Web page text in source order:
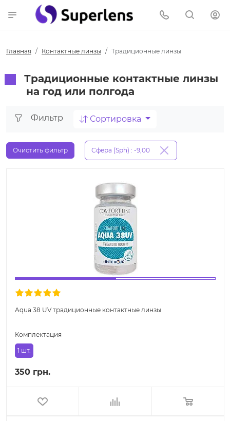
Главная Контактные линзы Традиционные линзы
Традиционные контактные линзы
на год или полгода
Фильтр Сортировка
Очистить фильтр Сфера (Sph) : -9,00
Aqua 38 UV традиционные контактные линзы
Комплектация
1 шт.
350 грн.